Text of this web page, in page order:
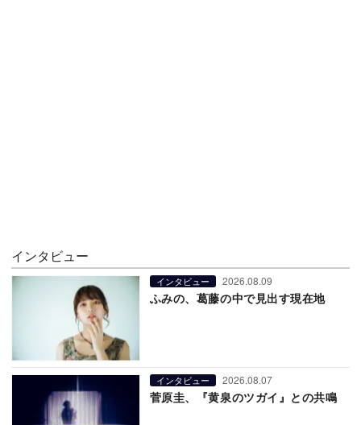
インタビュー
インタビュー 2026.08.09
ふみの、葛藤の中で見出す現在地
インタビュー 2026.08.07
菅原圭、『黄泉のツガイ』との共鳴